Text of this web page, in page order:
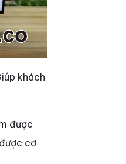
khách
được
cơ